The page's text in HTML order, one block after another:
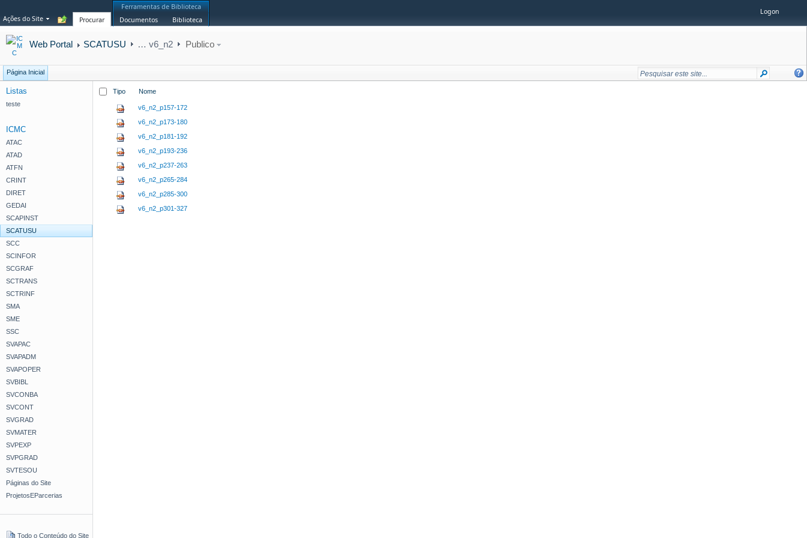
Ações do Site Procurar
Ferramentas de Biblioteca
Documentos
Biblioteca
Logon
Web Portal SCATUSU … v6_n2 Publico
Página Inicial
Listas
teste
ICMC
ATAC
ATAD
ATFN
CRINT
DIRET
GEDAI
SCAPINST
SCATUSU
SCC
SCINFOR
SCGRAF
SCTRANS
SCTRINF
SMA
SME
SSC
SVAPAC
SVAPADM
SVAPOPER
SVBIBL
SVCONBA
SVCONT
SVGRAD
SVMATER
SVPEXP
SVPGRAD
SVTESOU
Páginas do Site
ProjetosEParcerias
Todo o Conteúdo do Site
Tipo Nome
v6_n2_p157-172
v6_n2_p173-180
v6_n2_p181-192
v6_n2_p193-236
v6_n2_p237-263
v6_n2_p265-284
v6_n2_p285-300
v6_n2_p301-327